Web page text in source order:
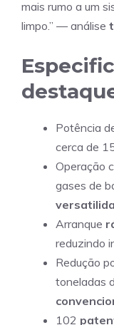
mais rumo a um
limpo.” — análise
Potência
cerca de
Operação
gases de
Arranque
reduzindo
Redução
toneladas
102